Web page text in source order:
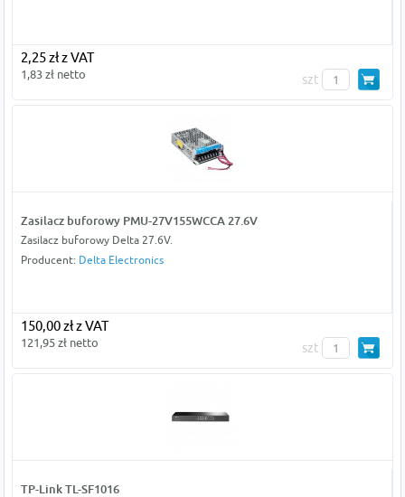
2,25 zł z VAT
1,83 zł netto szt
Zasilacz buforowy PMU-27V155WCCA 27.6V
Zasilacz buforowy Delta 27.6V.
Producent: Delta Electronics
150,00 zł z VAT
121,95 zł netto szt
TP-Link TL-SF1016